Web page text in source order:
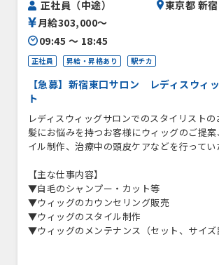
正社員（中途）
月給303,000〜
09:45 〜 18:45
東京都 新
正社員 昇給・昇格あり 駅チカ
【急募】新宿東口サロン レディスウィ
ト
レディスウィッグサロンでのスタイリストの
髪にお悩みを持つお客様にウィッグのご提
イル制作、治療中の頭皮ケアなどを行ってい
【主な仕事内容】
▼自毛のシャンプー・カット等
▼ウィッグのカウンセリング販売
▼ウィッグのスタイル制作
▼ウィッグのメンテナンス（セット、サイズ